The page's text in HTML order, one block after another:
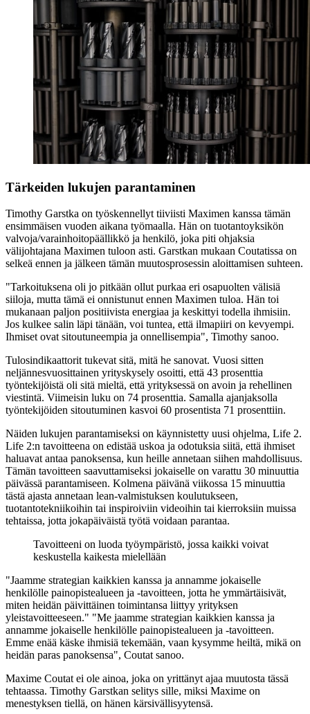
Tärkeiden lukujen parantaminen
Timothy Garstka on työskennellyt tiiviisti Maximen kanssa tämän
ensimmäisen vuoden aikana työmaalla. Hän on tuotantoyksikön
valvoja/varainhoitopäällikkö ja henkilö, joka piti ohjaksia
välijohtajana Maximen tuloon asti. Garstkan mukaan Coutatissa on
selkeä ennen ja jälkeen tämän muutosprosessin aloittamisen suhteen.
"Tarkoituksena oli jo pitkään ollut purkaa eri osapuolten välisiä
siiloja, mutta tämä ei onnistunut ennen Maximen tuloa. Hän toi
mukanaan paljon positiivista energiaa ja keskittyi todella ihmisiin.
Jos kulkee salin läpi tänään, voi tuntea, että ilmapiiri on kevyempi.
Ihmiset ovat sitoutuneempia ja onnellisempia", Timothy sanoo.
Tulosindikaattorit tukevat sitä, mitä he sanovat. Vuosi sitten
neljännesvuosittainen yrityskysely osoitti, että 43 prosenttia
työntekijöistä oli sitä mieltä, että yrityksessä on avoin ja rehellinen
viestintä. Viimeisin luku on 74 prosenttia. Samalla ajanjaksolla
työntekijöiden sitoutuminen kasvoi 60 prosentista 71 prosenttiin.
Näiden lukujen parantamiseksi on käynnistetty uusi ohjelma, Life 2.
Life 2:n tavoitteena on edistää uskoa ja odotuksia siitä, että ihmiset
haluavat antaa panoksensa, kun heille annetaan siihen mahdollisuus.
Tämän tavoitteen saavuttamiseksi jokaiselle on varattu 30 minuuttia
päivässä parantamiseen. Kolmena päivänä viikossa 15 minuuttia
tästä ajasta annetaan lean-valmistuksen koulutukseen,
tuotantotekniikoihin tai inspiroiviin videoihin tai kierroksiin muissa
tehtaissa, jotta jokapäiväistä työtä voidaan parantaa.
Tavoitteeni on luoda työympäristö, jossa kaikki voivat
keskustella kaikesta mielellään
"Jaamme strategian kaikkien kanssa ja annamme jokaiselle
henkilölle painopistealueen ja -tavoitteen, jotta he ymmärtäisivät,
miten heidän päivittäinen toimintansa liittyy yrityksen
yleistavoitteeseen." "Me jaamme strategian kaikkien kanssa ja
annamme jokaiselle henkilölle painopistealueen ja -tavoitteen.
Emme enää käske ihmisiä tekemään, vaan kysymme heiltä, mikä on
heidän paras panoksensa", Coutat sanoo.
Maxime Coutat ei ole ainoa, joka on yrittänyt ajaa muutosta tässä
tehtaassa. Timothy Garstkan selitys sille, miksi Maxime on
menestyksen tiellä, on hänen kärsivällisyytensä.